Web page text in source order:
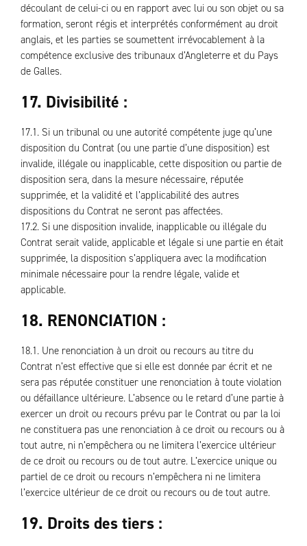
découlant de celui-ci ou en rapport avec lui ou son objet ou sa
formation, seront régis et interprétés conformément au droit
anglais, et les parties se soumettent irrévocablement à la
compétence exclusive des tribunaux d’Angleterre et du Pays
de Galles.
17. Divisibilité :
17.1. Si un tribunal ou une autorité compétente juge qu’une
disposition du Contrat (ou une partie d’une disposition) est
invalide, illégale ou inapplicable, cette disposition ou partie de
disposition sera, dans la mesure nécessaire, réputée
supprimée, et la validité et l’applicabilité des autres
dispositions du Contrat ne seront pas affectées.
17.2. Si une disposition invalide, inapplicable ou illégale du
Contrat serait valide, applicable et légale si une partie en était
supprimée, la disposition s’appliquera avec la modification
minimale nécessaire pour la rendre légale, valide et
applicable.
18. RENONCIATION :
18.1. Une renonciation à un droit ou recours au titre du
Contrat n’est effective que si elle est donnée par écrit et ne
sera pas réputée constituer une renonciation à toute violation
ou défaillance ultérieure. L’absence ou le retard d’une partie à
exercer un droit ou recours prévu par le Contrat ou par la loi
ne constituera pas une renonciation à ce droit ou recours ou à
tout autre, ni n’empêchera ou ne limitera l’exercice ultérieur
de ce droit ou recours ou de tout autre. L’exercice unique ou
partiel de ce droit ou recours n’empêchera ni ne limitera
l’exercice ultérieur de ce droit ou recours ou de tout autre.
19. Droits des tiers :